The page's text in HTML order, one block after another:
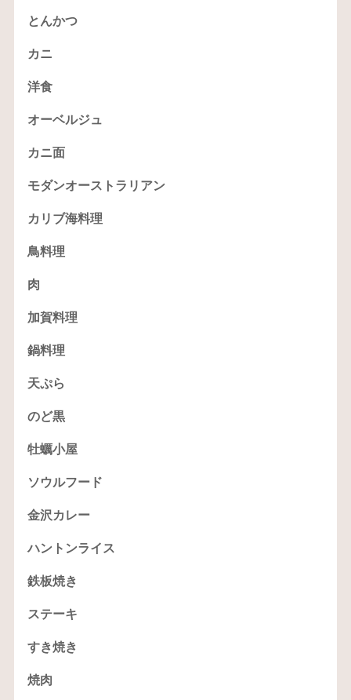
とんかつ
カニ
洋食
オーベルジュ
カニ面
モダンオーストラリアン
カリブ海料理
鳥料理
肉
加賀料理
鍋料理
天ぷら
のど黒
牡蠣小屋
ソウルフード
金沢カレー
ハントンライス
鉄板焼き
ステーキ
すき焼き
焼肉